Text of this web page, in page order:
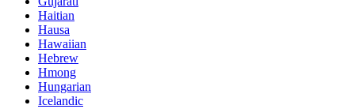
Haitian
Hausa
Hawaiian
Hebrew
Hmong
Hungarian
Icelandic